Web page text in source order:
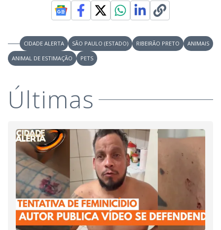
CIDADE ALERTA SÃO PAULO (ESTADO) RIBEIRÃO PRETO
ANIMAIS
ANIMAL DE ESTIMAÇÃO
PETS
Últimas